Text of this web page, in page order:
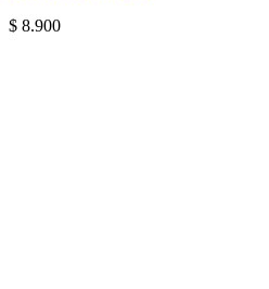
$ 8.900